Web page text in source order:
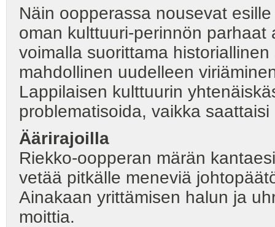
Näin oopperassa nousevat
oman kulttuuri-perinnön
voimalla suorittama
mahdollinen uudelleen
Lappilaisen kulttuurin
problematisoida, vaikka saattaisi
Äärirajoilla
Riekko-oopperan märän
vetää pitkälle meneviä
Ainakaan yrittämisen halun ja
moittia.